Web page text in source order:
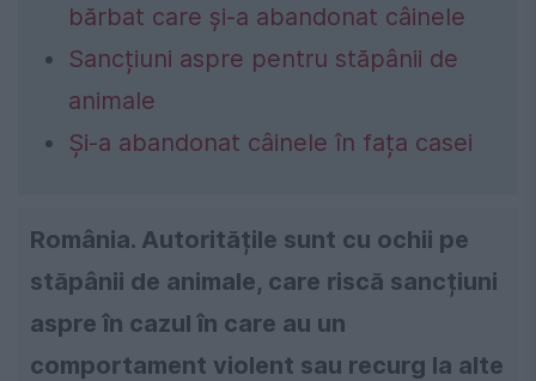
bărbat care și-a abandonat câinele
Sancțiuni aspre pentru stăpânii de
animale
Și-a abandonat câinele în fața casei
România. Autoritățile sunt cu ochii pe
stăpânii de animale, care riscă sancțiuni
aspre în cazul în care au un
comportament violent sau recurg la alte